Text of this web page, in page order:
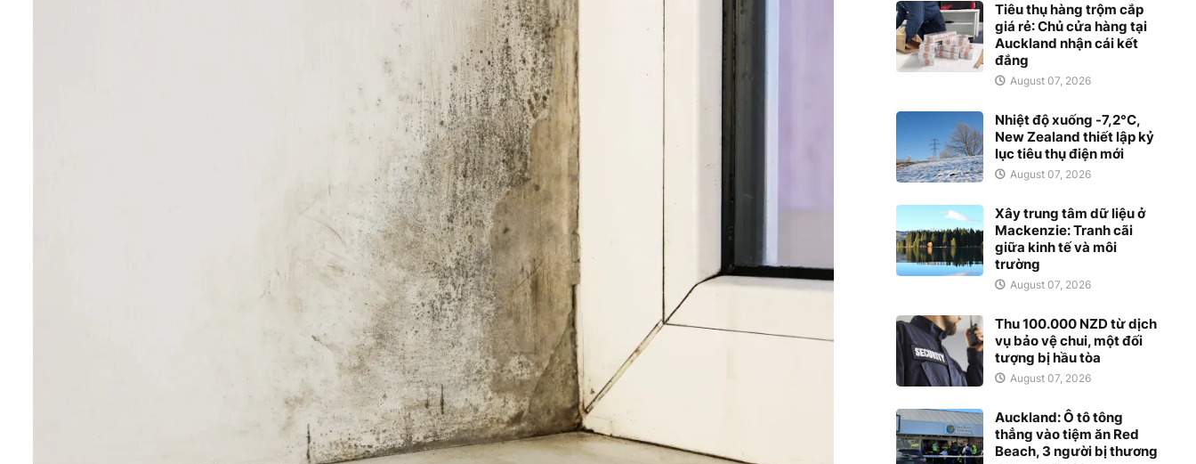
Tiêu thụ hàng trộm cắp
giá rẻ: Chủ cửa hàng tại
Auckland nhận cái kết
đắng
August 07, 2026
Nhiệt độ xuống -7,2°C,
New Zealand thiết lập kỷ
lục tiêu thụ điện mới
August 07, 2026
Xây trung tâm dữ liệu ở
Mackenzie: Tranh cãi
giữa kinh tế và môi
trường
August 07, 2026
Thu 100.000 NZD từ dịch
vụ bảo vệ chui, một đối
tượng bị hầu tòa
August 07, 2026
Auckland: Ô tô tông
thẳng vào tiệm ăn Red
Beach, 3 người bị thương